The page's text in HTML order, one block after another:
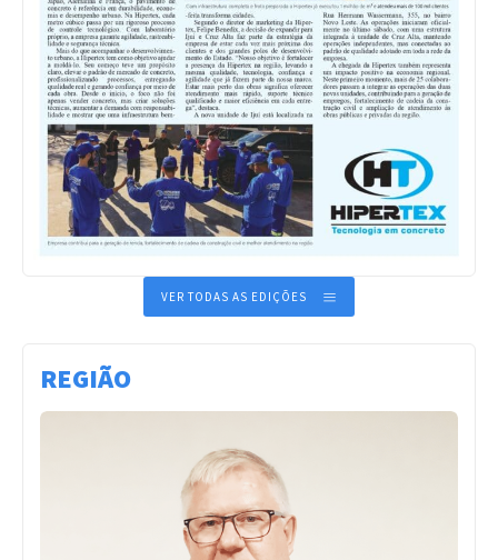
VER TODAS AS EDIÇÕES
REGIÃO